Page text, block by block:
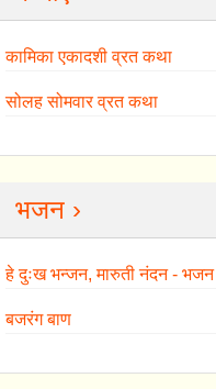
कामिका एकादशी व्रत कथा
सोलह सोमवार व्रत कथा
भजन ›
हे दुःख भन्जन, मारुती नंदन - भजन
बजरंग बाण